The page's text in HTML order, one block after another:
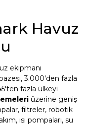
Hipoklorit %65 Klor
Tablet Klor
Hidroklorik
Kışlık Bakım Ürünü
Toz Ph+ Yükseltici
Havuz Kimyasalları
Havuz
ekipmanı
3.000'den fazla
fazla ülkeyi
üzerine geniş
filtreler, robotik
ısı pompaları, su